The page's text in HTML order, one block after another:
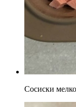
Сосиски